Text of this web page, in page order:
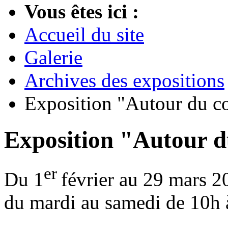
Vous êtes ici :
Accueil du site
Galerie
Archives des expositions
Exposition "Autour du
Exposition "Autour
Du 1er février au 29 mars
du mardi au samedi de 10h